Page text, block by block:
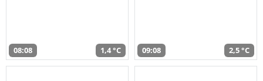
08:08 1,4 °C 09:08 2,5 °C